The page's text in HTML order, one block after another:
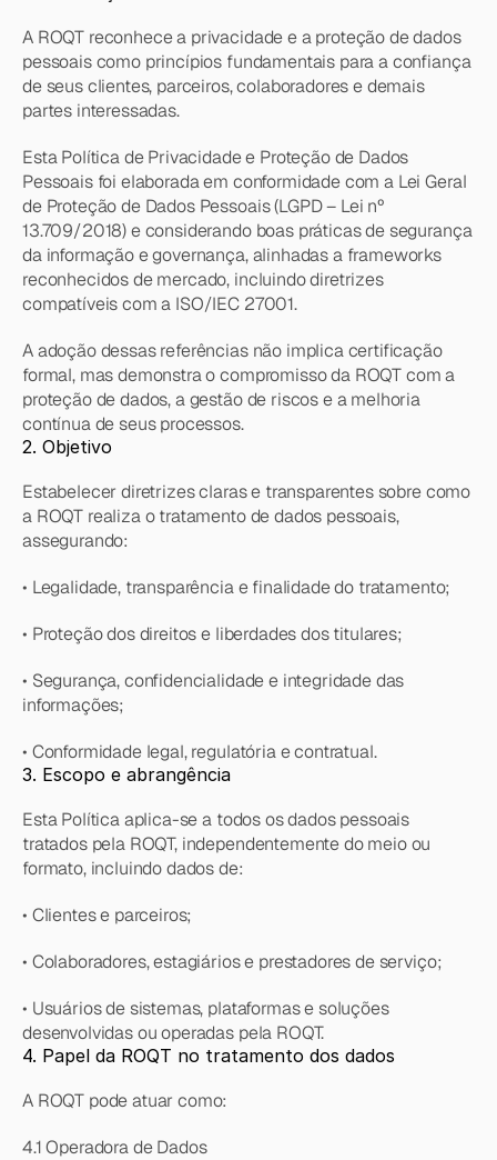
segundos.
ROQT Intelligence
Nossa plataforma proprietária que une dados,
IA e decisão em um único ambiente inteligente.
ROQT INTELLIGENCE
Inteligência Artificial
IA aplicada aos seus dados para automatizar
análises e responder perguntas do negócio em
segundos.
Nossa plataforma proprietária que une dados,
IA e decisão em um único ambiente inteligente.
Sobre nós
Quem somos
Somos especialistas em Dados e IA para
Nossa história
Como nascemos, crescemos e nos tornamos
referência em Dados e IA.
Carreiras
Faça parte do time que resolve os maiores
Valores e Cultura
Os princípios que guiam cada entrega, cada
relacionamento e cada decisão da ROQT.
Fale conosco
A ROQT reconhece a privacidade e a proteção de dados
pessoais como princípios fundamentais para a confiança
de seus clientes, parceiros, colaboradores e demais
partes interessadas.
Esta Política de Privacidade e Proteção de Dados
Pessoais foi elaborada em conformidade com a Lei Geral
de Proteção de Dados Pessoais (LGPD – Lei nº
13.709/2018) e considerando boas práticas de segurança
da informação e governança, alinhadas a frameworks
reconhecidos de mercado, incluindo diretrizes
compatíveis com a ISO/IEC 27001.
A adoção dessas referências não implica certificação
formal, mas demonstra o compromisso da ROQT com a
proteção de dados, a gestão de riscos e a melhoria
contínua de seus processos.
2. Objetivo
Estabelecer diretrizes claras e transparentes sobre como
a ROQT realiza o tratamento de dados pessoais,
assegurando:
• Legalidade, transparência e finalidade do tratamento;
• Proteção dos direitos e liberdades dos titulares;
• Segurança, confidencialidade e integridade das
informações;
• Conformidade legal, regulatória e contratual.
3. Escopo e abrangência
Esta Política aplica-se a todos os dados pessoais
tratados pela ROQT, independentemente do meio ou
formato, incluindo dados de:
• Clientes e parceiros;
• Colaboradores, estagiários e prestadores de serviço;
• Usuários de sistemas, plataformas e soluções
desenvolvidas ou operadas pela ROQT.
4. Papel da ROQT no tratamento dos dados
A ROQT pode atuar como:
4.1 Operadora de Dados